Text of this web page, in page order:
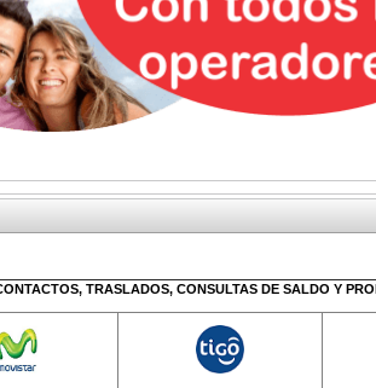
TRASLADOS, CONSULTAS DE SALDO Y